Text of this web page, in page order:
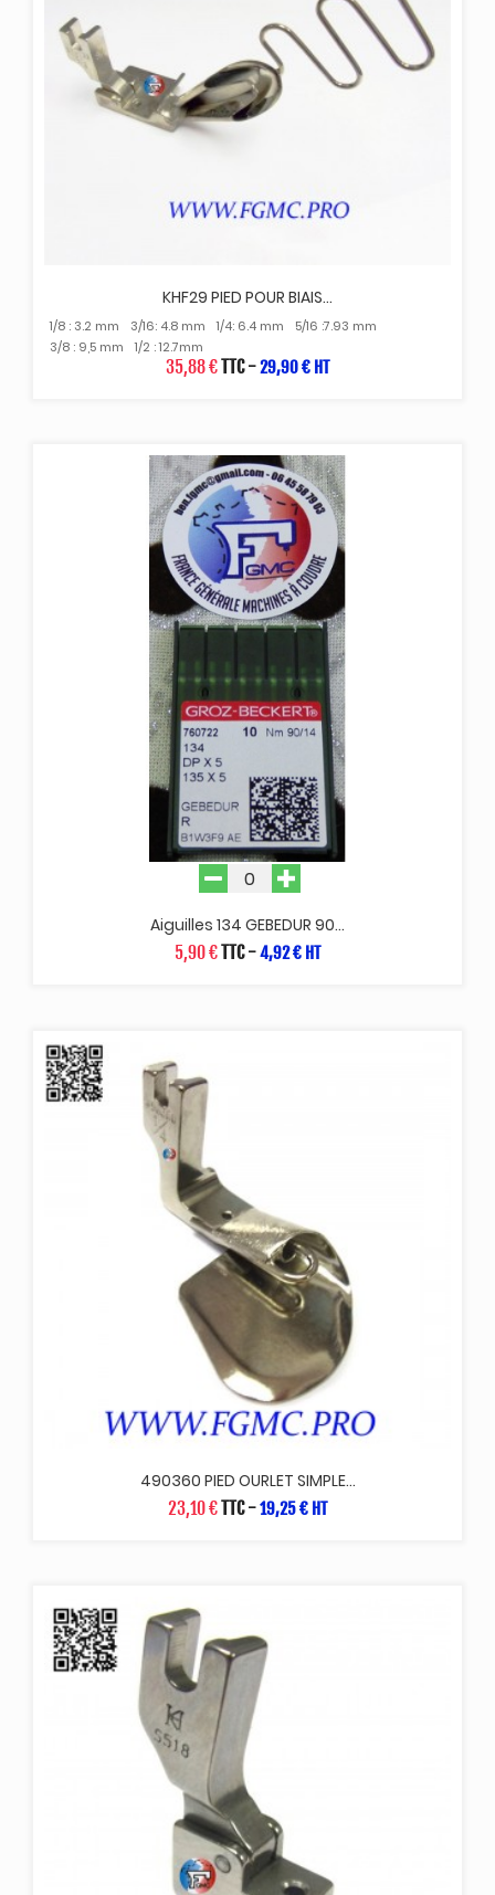
KHF29 PIED POUR BIAIS...
1/8 : 3.2 mm 3/16: 4.8 mm 1/4: 6.4 mm
5/16 :7.93 mm
3/8 : 9,5 mm
1/2 : 12.7mm
35,88 €TTC-29,90 € HT
Aiguilles 134 GEBEDUR 90...
5,90 €TTC-4,92 € HT
490360 PIED OURLET SIMPLE...
23,10 €TTC-19,25 € HT